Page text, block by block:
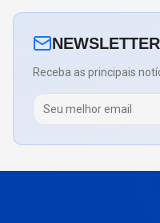
Receba as principais